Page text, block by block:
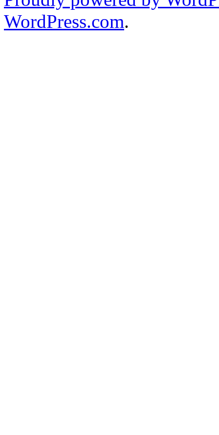
WordPress.com.